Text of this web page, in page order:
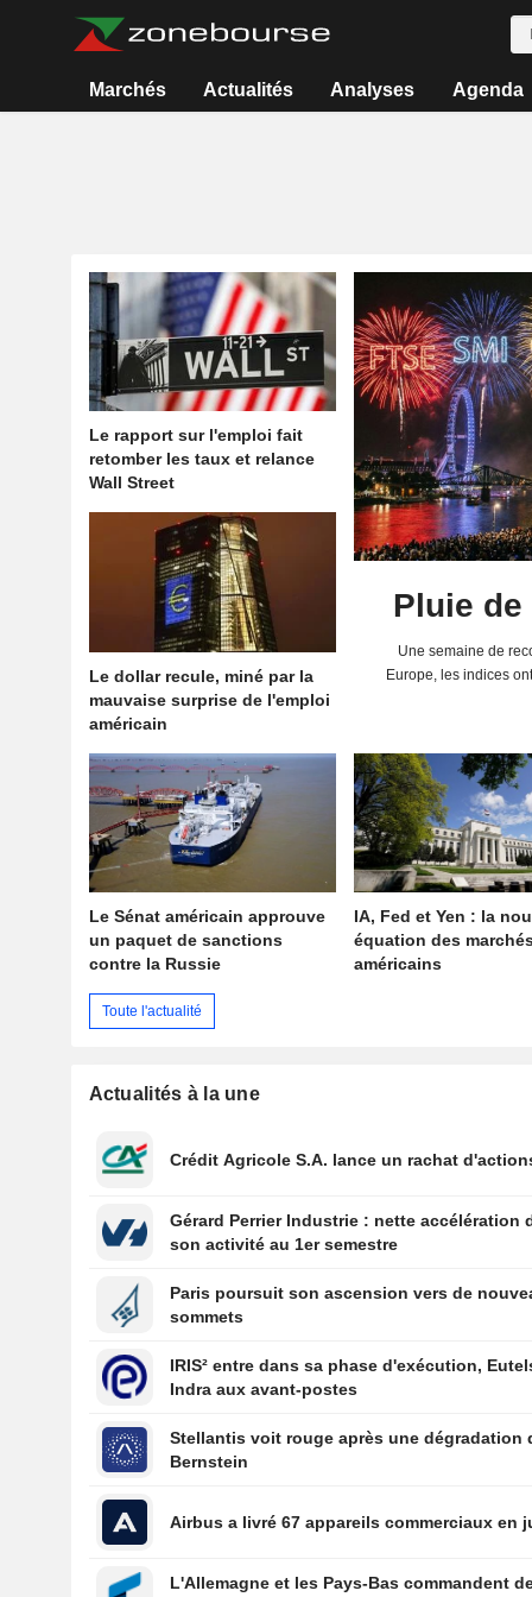
Marchés Actualités Analyses Agenda
Le rapport sur l'emploi fait
retomber les taux et relance
Wall Street
Le dollar recule, miné par la
mauvaise surprise de l'emploi
américain
Pluie
Une semaine de
Europe, les indices
Le Sénat américain approuve
un paquet de sanctions
contre la Russie
IA, Fed et Yen : la
équation des
américains
Toute l'actualité
Actualités à la une
Crédit Agricole S.A. lance un rachat
Gérard Perrier Industrie : nette accélération
son activité au 1er semestre
Paris poursuit son ascension vers de
sommets
IRIS² entre dans sa phase d'exécution,
Indra aux avant-postes
Stellantis voit rouge après une dégradation
Bernstein
Airbus a livré 67 appareils commerciaux en
L'Allemagne et les Pays-Bas commandent